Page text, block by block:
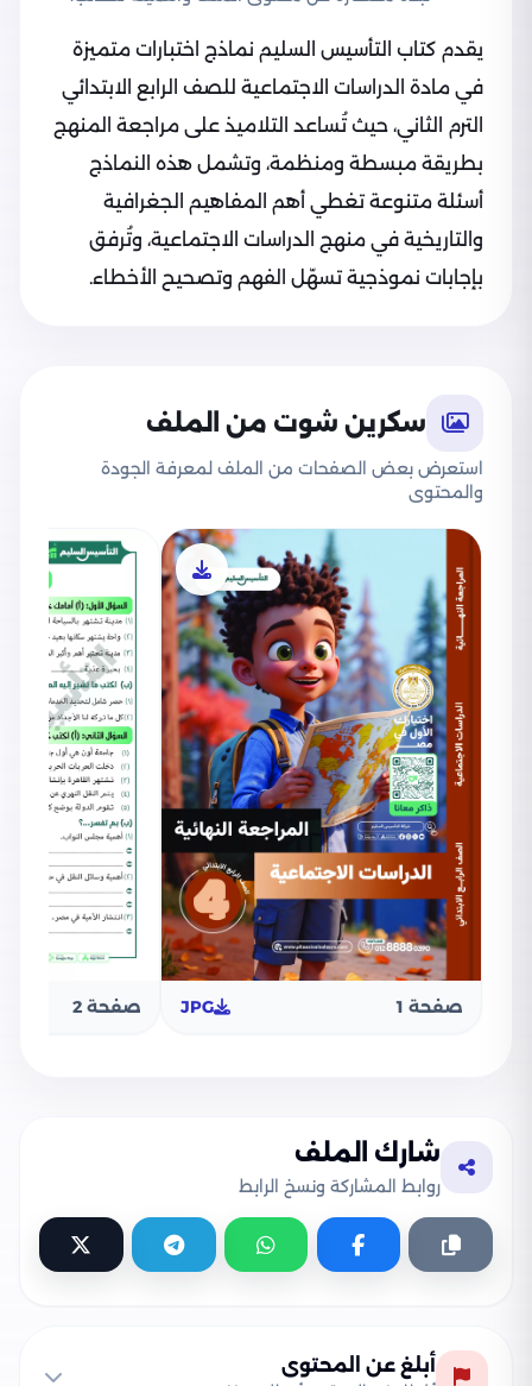
يقدم كتاب التأسيس السليم نماذج اختبارات متميزة
في مادة الدراسات الاجتماعية للصف الرابع الابتدائي
الترم الثاني، حيث تُساعد التلاميذ على مراجعة المنهج
بطريقة مبسطة ومنظمة، وتشمل هذه النماذج
أسئلة متنوعة تغطي أهم المفاهيم الجغرافية
والتاريخية في منهج الدراسات الاجتماعية، وتُرفق
بإجابات نموذجية تسهّل الفهم وتصحيح الأخطاء.
سكرين شوت من الملف
استعرض بعض الصفحات من الملف لمعرفة الجودة
والمحتوى
صفحة 1 JPG صفحة 2
شارك الملف
روابط المشاركة ونسخ الرابط
أبلغ عن المحتوى